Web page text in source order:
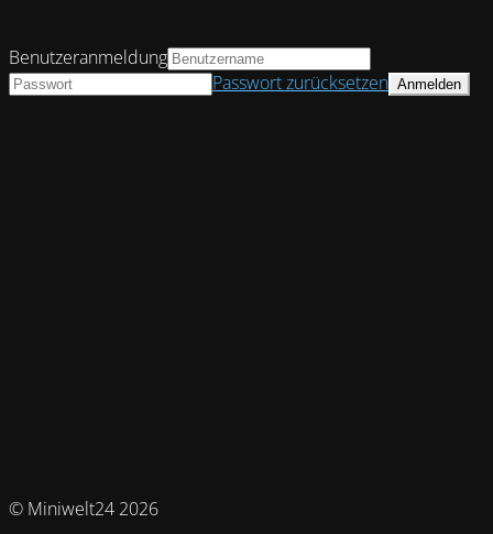
© Miniwelt24 2026
Benutzeranmeldung
Passwort zurücksetzen